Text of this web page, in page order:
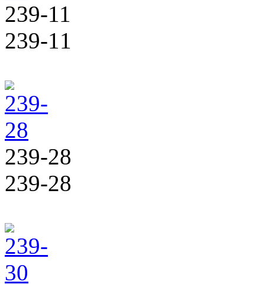
239-11
239-11
239-28
239-28